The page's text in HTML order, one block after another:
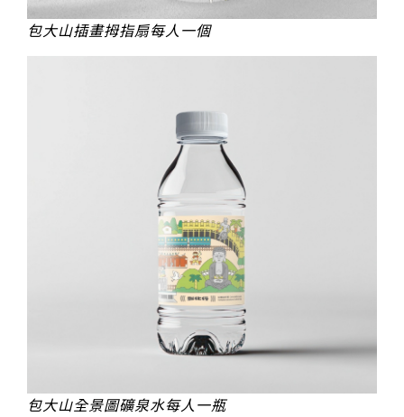
包大山插畫拇指扇每人一個
包大山全景圖礦泉水每人一瓶